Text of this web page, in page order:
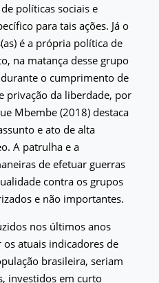
políticas sociais e
para tais ações. Já o
é a própria política de
na matança desse grupo
o cumprimento de
privação da liberdade, por
Mbembe (2018) destaca
e ato de alta
A patrulha e a
de efetuar guerras
contra os grupos
e não importantes.
nos últimos anos
atuais indicadores de
brasileira, seriam
investidos em curto